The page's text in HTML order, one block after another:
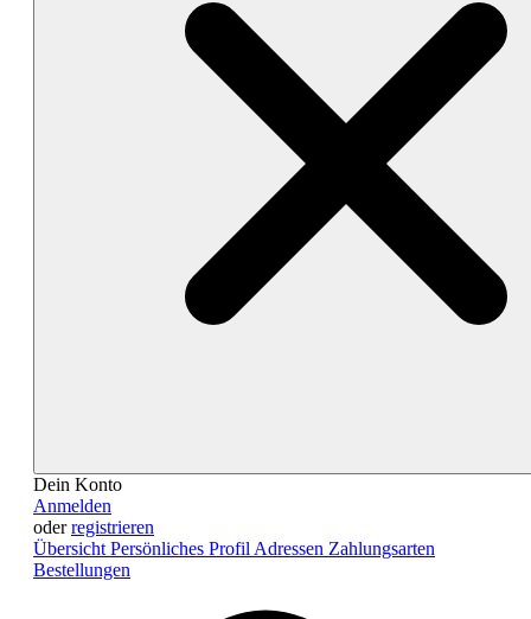
Dein Konto
Anmelden
oderregistrieren
Übersicht Persönliches Profil Adressen Zahlungsarten
Bestellungen